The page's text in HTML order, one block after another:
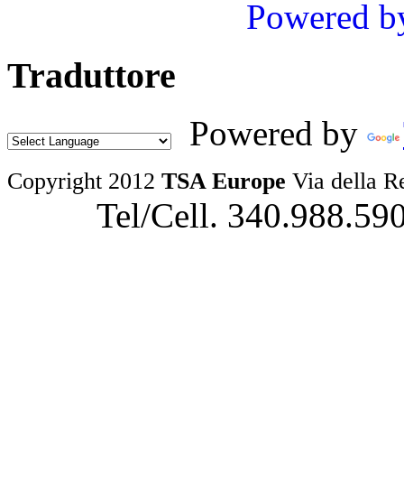
Powered
Traduttore
Powered by
Copyright 2012 TSA Europe Via della
Tel/Cell.